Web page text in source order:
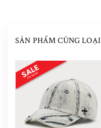
SẢN PHẨM CÙNG LOẠI